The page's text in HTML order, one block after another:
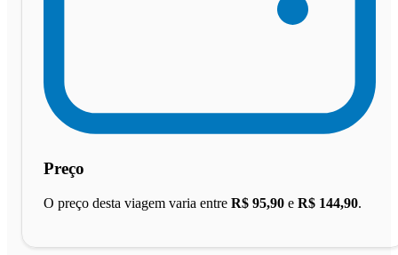
Preço
O preço desta viagem varia entre R$ 95,90 e R$ 144,90.